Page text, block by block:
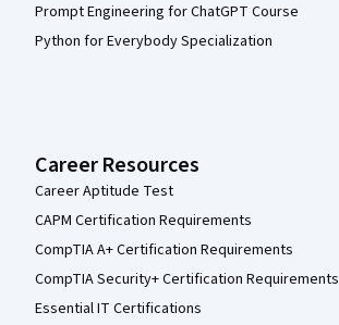
Prompt Engineering for ChatGPT Course
Python for Everybody Specialization
Career Resources
Career Aptitude Test
CAPM Certification Requirements
CompTIA A+ Certification Requirements
CompTIA Security+ Certification Requirements
Essential IT Certifications